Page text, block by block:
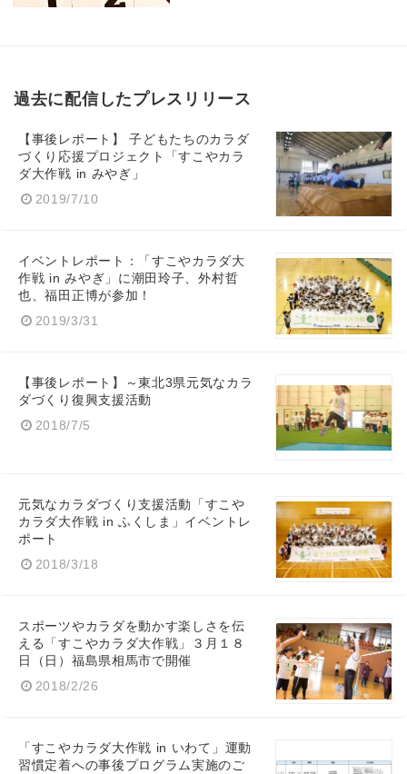
過去に配信したプレスリリース
【事後レポート】 子どもたちのカラダ
づくり応援プロジェクト「すこやカラ
ダ大作戦 in みやぎ」
2019/7/10
イベントレポート：「すこやカラダ大
作戦 in みやぎ」に潮田玲子、外村哲
也、福田正博が参加！
2019/3/31
【事後レポート】～東北3県元気なカラ
ダづくり復興支援活動
2018/7/5
元気なカラダづくり支援活動「すこや
カラダ大作戦 in ふくしま」イベントレ
ポート
2018/3/18
スポーツやカラダを動かす楽しさを伝
える「すこやカラダ大作戦」３月１８
日（日）福島県相馬市で開催
2018/2/26
「すこやカラダ大作戦 in いわて」運動
習慣定着への事後プログラム実施のご